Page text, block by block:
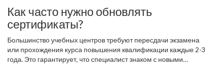
Как часто нужно обновлять
сертификаты?
Большинство учебных центров требуют пересдачи экзамена
или прохождения курса повышения квалификации каждые 2-3
года. Это гарантирует, что специалист знаком с новыми